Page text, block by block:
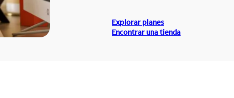
Explorar planes
Encontrar una tienda